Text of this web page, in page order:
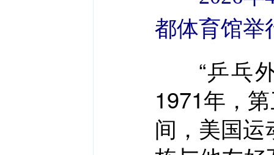
都体育馆举
“乒乓外
1971年，
间，美国运